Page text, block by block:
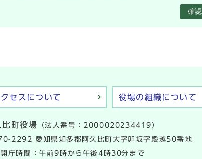
確認
セスについて 役場の組織について
比町役場
（法人番号：2000020234419）
2292 愛知県知多郡阿久比町大字卯坂字殿越50番地
庁時間：午前9時から午後4時30分まで